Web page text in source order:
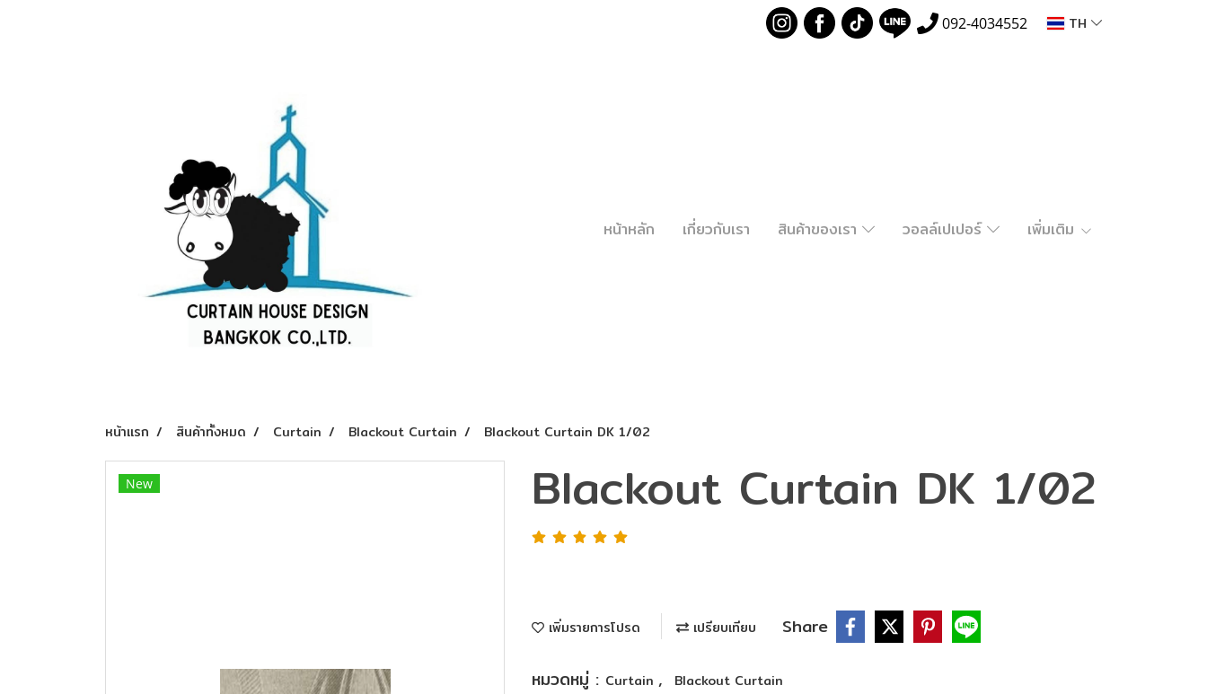
092-4034552 TH
หน้าหลัก เกี่ยวกับเรา สินค้าของเรา วอลล์เปเปอร์ เพิ่มเติม
หน้าแรก สินค้าทั้งหมด Curtain Blackout Curtain Blackout Curtain DK 1/02
New Blackout Curtain DK 1/02
เพิ่มรายการโปรด เปรียบเทียบ Share
หมวดหมู่ : Curtain , Blackout Curtain